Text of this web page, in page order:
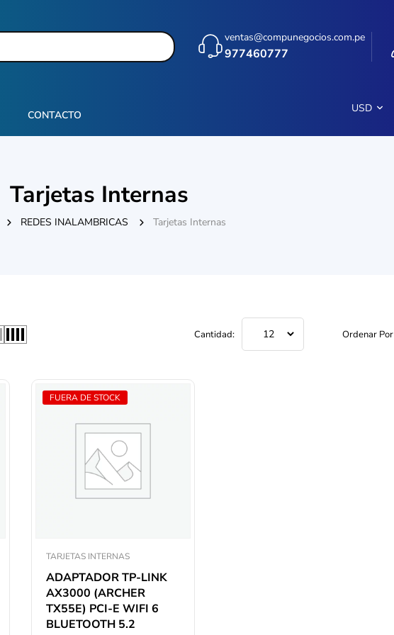
ventas@compunegocios.com.pe
977460777
CONTACTO
USD
Tarjetas Internas
REDES INALAMBRICAS Tarjetas Internas
Cantidad: Ordenar Por
FUERA DE STOCK
TARJETAS INTERNAS
ADAPTADOR TP-LINK
AX3000 (ARCHER
TX55E) PCI-E WIFI 6
BLUETOOTH 5.2